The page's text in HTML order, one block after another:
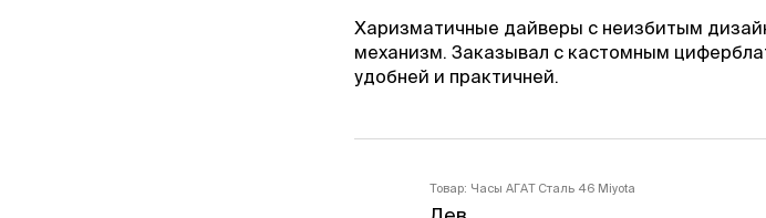
Харизматичные дайверы с неизбитым
механизм. Заказывал с кастомным
удобней и практичней.
Товар: Часы АГАТ Сталь 46 Miyota